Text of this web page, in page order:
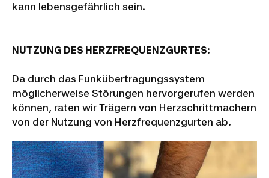
kann lebensgefährlich sein.
NUTZUNG DES HERZFREQUENZGURTES:
Da durch das Funkübertragungssystem
möglicherweise Störungen hervorgerufen werden
können, raten wir Trägern von Herzschrittmachern
von der Nutzung von Herzfrequenzgurten ab.